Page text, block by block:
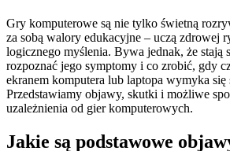
Gry komputerowe są nie tylko świetną
za sobą walory edukacyjne – uczą zdrowej
logicznego myślenia. Bywa jednak, że stają
rozpoznać jego symptomy i co zrobić, gdy
ekranem komputera lub laptopa wymyka
Przedstawiamy objawy, skutki i możliwe
uzależnienia od gier komputerowych.
Jakie są podstawowe